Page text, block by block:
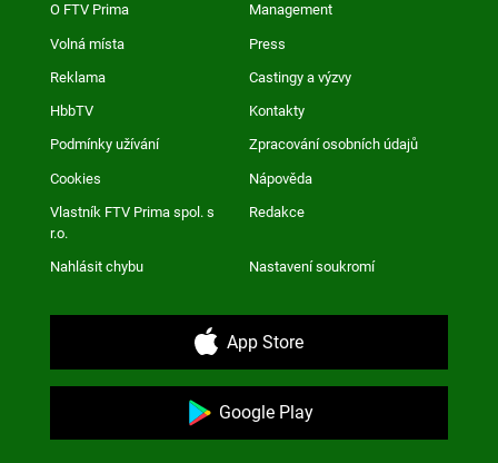
O FTV Prima Management
Volná místa Press
Reklama Castingy a výzvy
HbbTV Kontakty
Podmínky užívání Zpracování osobních údajů
Cookies Nápověda
Vlastník FTV Prima spol. s
r.o.
Redakce
Nahlásit chybu Nastavení soukromí
App Store
Google Play